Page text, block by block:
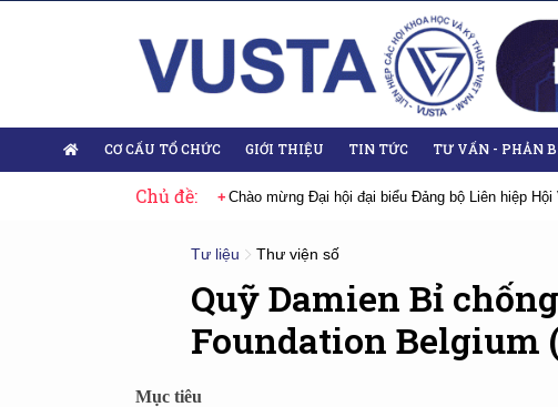
CƠ CẤU TỔ CHỨC GIỚI THIỆU TIN TỨC TƯ VẤN - PHẢN
Chủ đề:
hội lần thứ XIV của Đảng Chào mừng Đại hội đại biểu Đảng bộ Liên hiệp
Tư liệu Thư viện số
Quỹ Damien Bỉ
Foundation Belgium
Mục tiêu